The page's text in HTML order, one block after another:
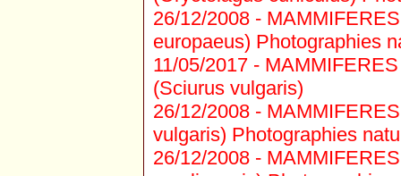
26/12/2008 -
europaeus) Photographies
11/05/2017 -
(Sciurus vulgaris)
26/12/2008 -
vulgaris) Photographies
26/12/2008 -